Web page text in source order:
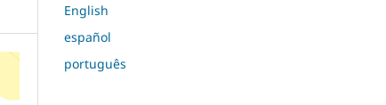
English
español
português